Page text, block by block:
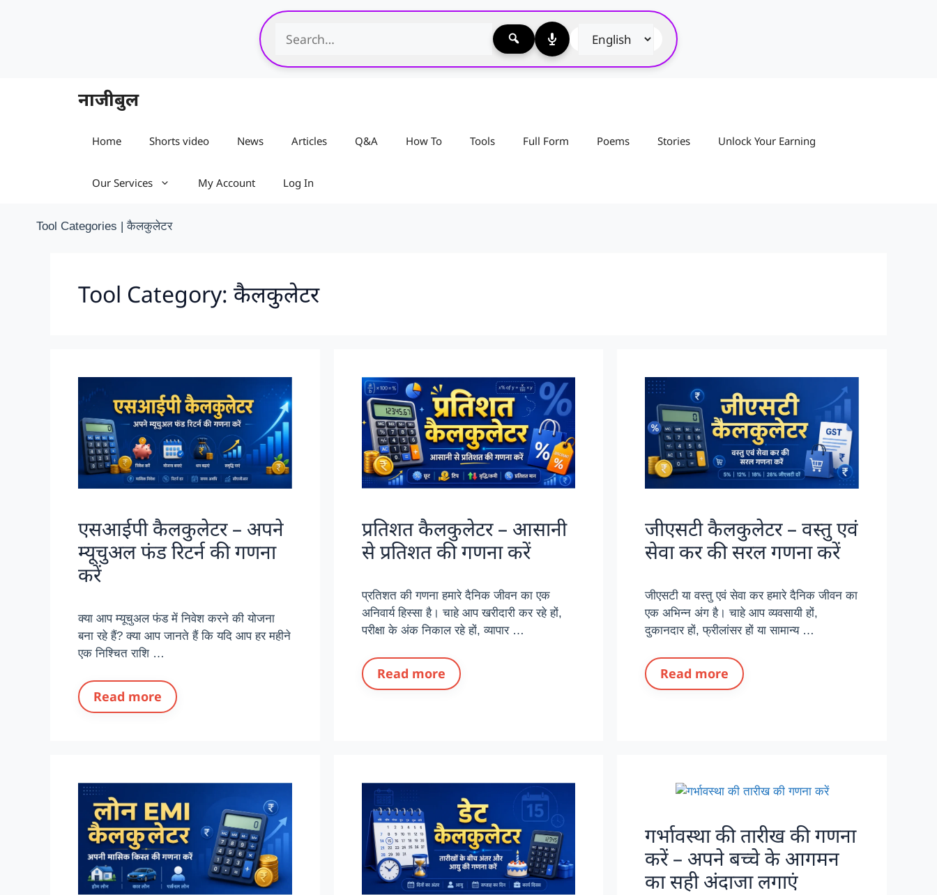
नाजीबुल
Home Shorts video News Articles Q&A How To Tools Full Form Poems Stories Unlock Your Earning
Our Services My Account Log In
Tool Categories |कैलकुलेटर
Tool Category: कैलकुलेटर
एसआईपी कैलकुलेटर – अपने
म्यूचुअल फंड रिटर्न की गणना
करें
क्या आप म्यूचुअल फंड में निवेश करने की योजना
बना रहे हैं? क्या आप जानते हैं कि यदि आप हर महीने
एक निश्चित राशि …
Read more
प्रतिशत कैलकुलेटर – आसानी
से प्रतिशत की गणना करें
प्रतिशत की गणना हमारे दैनिक जीवन का एक
अनिवार्य हिस्सा है। चाहे आप खरीदारी कर रहे हों,
परीक्षा के अंक निकाल रहे हों, व्यापार …
Read more
जीएसटी कैलकुलेटर – वस्तु एवं
सेवा कर की सरल गणना करें
जीएसटी या वस्तु एवं सेवा कर हमारे दैनिक जीवन का
एक अभिन्न अंग है। चाहे आप व्यवसायी हों,
दुकानदार हों, फ्रीलांसर हों या सामान्य …
Read more
गर्भावस्था की तारीख की गणना
करें – अपने बच्चे के आगमन
का सही अंदाजा लगाएं